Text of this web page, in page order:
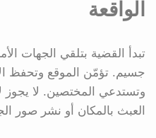
الواقعة
تبدأ القضية بتلقي الجهات
جسيم. تؤمّن الموقع وتحفظ
وتستدعي المختصين. لا يجوز
العبث بالمكان أو نشر صور